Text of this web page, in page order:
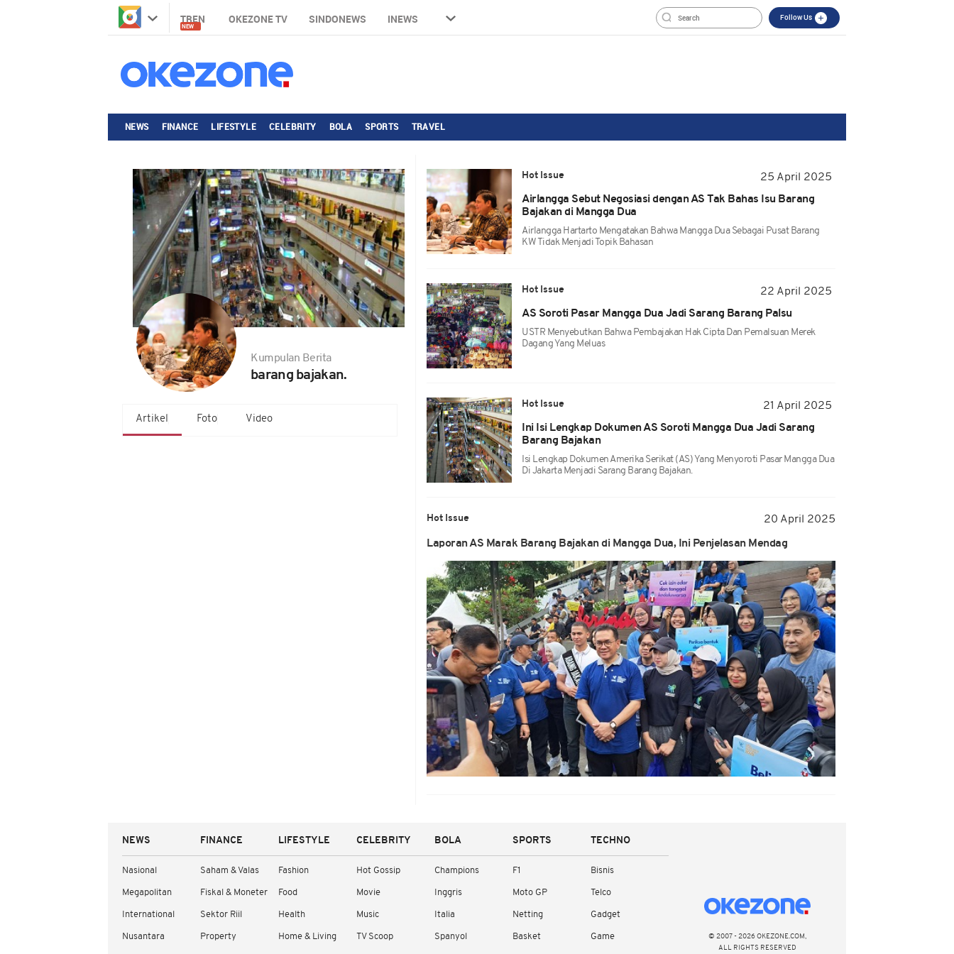
TREN
NEW
OKEZONE TV SINDONEWS INEWS Follow Us
NEWS FINANCE LIFESTYLE CELEBRITY BOLA SPORTS TRAVEL
Kumpulan Berita
barang bajakan.
Artikel Foto Video
Hot Issue
25 April 2025
Airlangga Sebut Negosiasi dengan AS Tak Bahas Isu Barang
Bajakan di Mangga Dua
Airlangga Hartarto Mengatakan Bahwa Mangga Dua Sebagai Pusat Barang
KW Tidak Menjadi Topik Bahasan
Hot Issue
22 April 2025
AS Soroti Pasar Mangga Dua Jadi Sarang Barang Palsu
USTR Menyebutkan Bahwa Pembajakan Hak Cipta Dan Pemalsuan Merek
Dagang Yang Meluas
Hot Issue
21 April 2025
Ini Isi Lengkap Dokumen AS Soroti Mangga Dua Jadi Sarang
Barang Bajakan
Isi Lengkap Dokumen Amerika Serikat (AS) Yang Menyoroti Pasar Mangga Dua
Di Jakarta Menjadi Sarang Barang Bajakan.
Hot Issue 20 April 2025
Laporan AS Marak Barang Bajakan di Mangga Dua, Ini Penjelasan Mendag
NEWS
Nasional
Megapolitan
International
Nusantara
FINANCE
Saham & Valas
Fiskal & Moneter
Sektor Riil
Property
LIFESTYLE
Fashion
Food
Health
Home & Living
CELEBRITY
Hot Gossip
Movie
Music
TV Scoop
BOLA
Champions
Inggris
Italia
Spanyol
SPORTS
F1
Moto GP
Netting
Basket
TECHNO
Bisnis
Telco
Gadget
Game
© 2007 - 2026 OKEZONE.COM,
ALL RIGHTS RESERVED